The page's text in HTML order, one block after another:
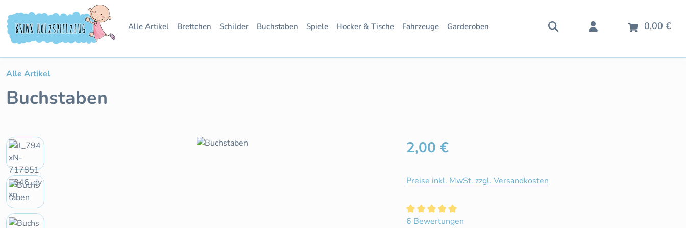
Hauptinhalt springen
Zur Suche springen
Zur Hauptnavigation springen
Alle Artikel Brettchen Schilder Buchstaben Spiele Hocker & Tische Fahrzeuge Garderoben 0,00 €
Alle Artikel
Buchstaben
Bildergalerie überspringen Regulärer Preis:
2,00 €
Preise inkl. MwSt. zzgl. Versandkosten
Durchschnittliche Bewertung von 5 von 5 Sternen
6 Bewertungen